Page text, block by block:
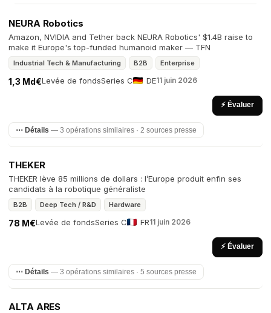
NEURA Robotics
Amazon, NVIDIA and Tether back NEURA Robotics' $1.4B raise to
make it Europe's top-funded humanoid maker — TFN
Industrial Tech & Manufacturing B2B Enterprise
Levée de fonds
1,3 Md€ Series C DE11 juin 2026
⚡ Évaluer
⋯ Détails — 3 opérations similaires · 2 sources presse
THEKER
THEKER lève 85 millions de dollars : l’Europe produit enfin ses
candidats à la robotique généraliste
B2B Deep Tech / R&D Hardware
Levée de fonds
78 M€ Series C FR11 juin 2026
⚡ Évaluer
⋯ Détails — 3 opérations similaires · 5 sources presse
ALTA ARES